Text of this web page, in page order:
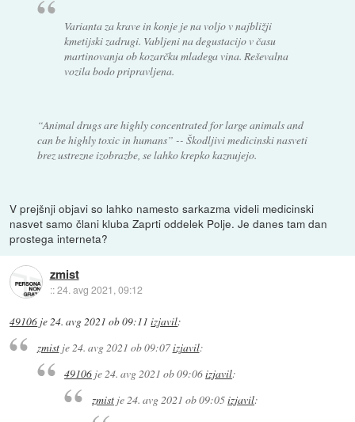
Varianta za krave in konje je na voljo v najbližji
kmetijski zadrugi. Vabljeni na degustacijo v času
martinovanja ob kozarčku mladega vina. Reševalna
vozila bodo pripravljena.
“Animal drugs are highly concentrated for large animals and
can be highly toxic in humans” -- Škodljivi medicinski nasveti
brez ustrezne izobrazbe, se lahko krepko kaznujejo.
V prejšnji objavi so lahko namesto sarkazma videli medicinski
nasvet samo člani kluba Zaprti oddelek Polje. Je danes tam dan
prostega interneta?
zmist
::24. avg 2021, 09:12
49106 je24. avg 2021 ob 09:11 izjavil:
zmistje24. avg 2021 ob 09:07izjavil:
49106 je24. avg 2021 ob 09:06izjavil:
zmistje 24. avg 2021 ob 09:05izjavil: